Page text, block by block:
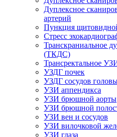
Дуплексное
артерий
Пункция
Стресс
Транскраниальное
(ТКДС)
Трансректальное
УЗДГ почек
УЗДГ сосудов
УЗИ аппендикса
УЗИ брюшной аорты
УЗИ брюшной
УЗИ вен и сосудов
УЗИ вилочковой
УЗИ глаза